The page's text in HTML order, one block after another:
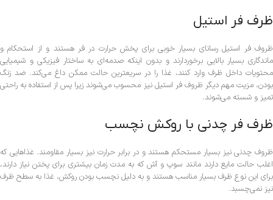
ظرف فر استیل
ظروف فر استیل رسانای بسیار خوبی برای پخش حرارت در فر هستند و از استحکام و
ماندگاری بسیار بالایی برخوردارند و بدون اینکه صدمه‌ای به ساختار فیزیکی و شیمیایی
محتویات داخل ظرف وارد کنند، غذا را در سریعترین حالت ممکن داغ می‌کند. ضد زنگ
بودن، مزیت مهم دیگر ظروف فر استیل نیز محسوب می‌شوند زیرا پس از استفاده به راحتی
تمیز و شسته می‌شوند.
ظرف فر چدنی با روکش نچسب
ظروف چدنی نیز بسیار مستحکم هستند و در برابر حرارت نیز بسیار مقاومند. غذاهایی که
اغلب حالت مایع دارند مانند سوپ و آش که به مدت زمان بیشتری برای پختن نیاز دارند،
برای این نوع ظرف بسیار مناسب هستند و به دلیل نچسب بودن روکش، غذا به سطح ظرف
نیز نمی‌چسبد.